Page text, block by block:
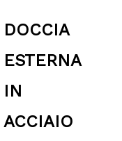
DOCCIA
ESTERNA
IN
ACCIAIO